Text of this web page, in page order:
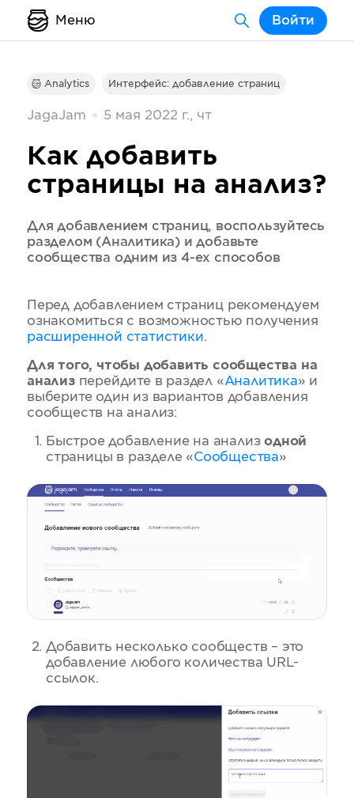
Меню Войти
Analytics Интерфейс: добавление страниц
JagaJam 5 мая 2022 г., чт
Как добавить
страницы на анализ?
Для добавлением страниц, воспользуйтесь
разделом (Аналитика) и добавьте
сообщества одним из 4-ех способов
Перед добавлением страниц рекомендуем
ознакомиться с возможностью получения
расширенной статистики.
Для того, чтобы добавить сообщества на
анализперейдите в раздел «Аналитика» и
выберите один из вариантов добавления
сообществ на анализ:
Быстрое добавление на анализодной
страницы в разделе «Сообщества»
Добавить несколько сообществ – это
добавление любого количества URL-
ссылок.